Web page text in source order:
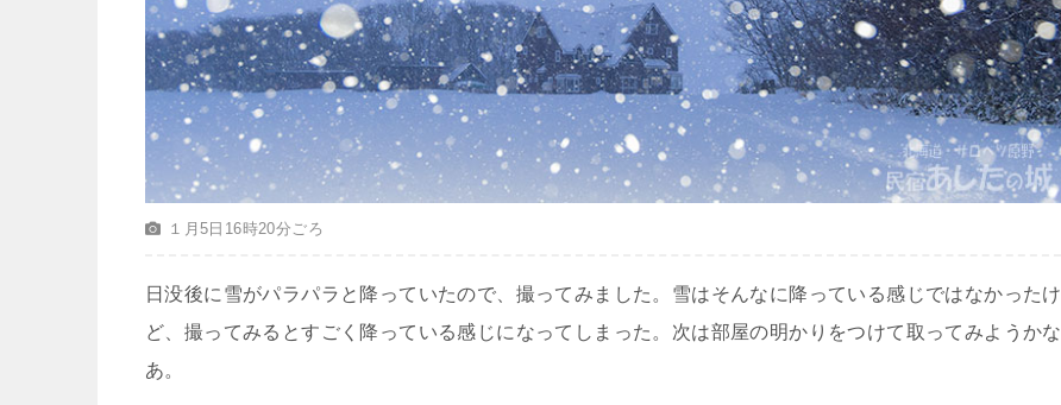
１月5日16時20分ごろ
日没後に雪がパラパラと降っていたので、撮ってみました。雪はそんなに降っている感じではなかったけ
ど、撮ってみるとすごく降っている感じになってしまった。次は部屋の明かりをつけて取ってみようかな
あ。